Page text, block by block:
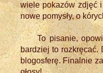
wiele pokazów zdjęć
nowe pomysły, o
To pisanie,
bardziej to rozkręcać.
blogosferę. Finalnie